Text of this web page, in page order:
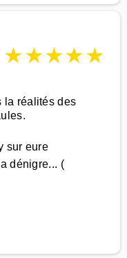
★★★★★
la réalités des
sur eure
dénigre... (